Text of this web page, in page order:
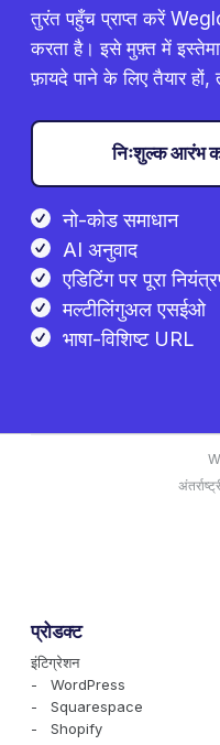
तुरंत पहुँच प्राप्त करें
करता है। इसे मुफ़्त में
फ़ायदे पाने के लिए तैयार
निःशुल्क आरंभ
नो-कोड समाधान
AI अनुवाद
एडिटिंग पर पूरा
मल्टीलिंगुअल एसईओ
भाषा-विशिष्ट URL
प्रोडक्ट
इंटिग्रेशन
- WordPress
- Squarespace
- Shopify